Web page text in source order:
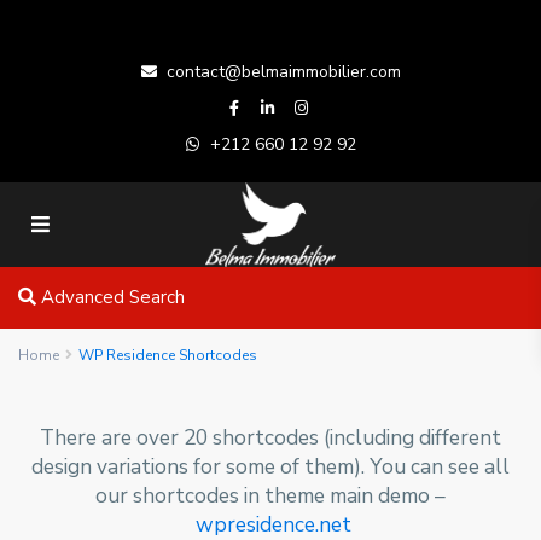
contact@belmaimmobilier.com
+212 660 12 92 92
Advanced Search
Home WP Residence Shortcodes
There are over 20 shortcodes (including different
design variations for some of them). You can see all
our shortcodes in theme main demo –
wpresidence.net